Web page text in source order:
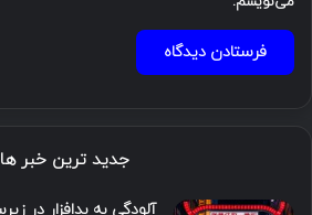
جدید ترین خبر ها